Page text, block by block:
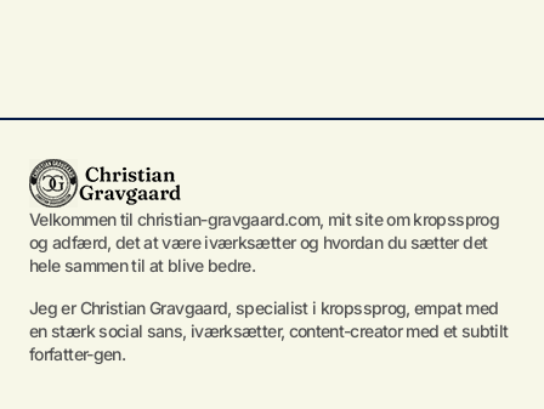
Velkommen til christian-gravgaard.com, mit site om kropssprog
og adfærd, det at være iværksætter og hvordan du sætter det
hele sammen til at blive bedre.
Jeg er Christian Gravgaard, specialist i kropssprog, empat med
en stærk social sans, iværksætter, content-creator med et subtilt
forfatter-gen.